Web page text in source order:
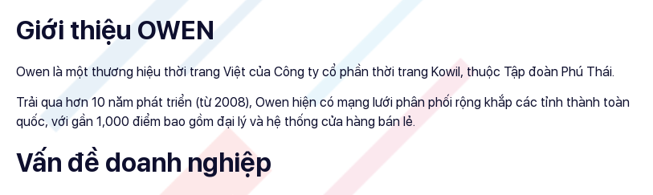
Giới thiệu OWEN
Owen là một thương hiệu thời trang Việt của Công ty cổ phần thời trang Kowil, thuộc Tập đoàn Phú Thái.
Trải qua hơn 10 năm phát triển (từ 2008), Owen hiện có mạng lưới phân phối rộng khắp các tỉnh thành toàn
quốc, với gần 1,000 điểm bao gồm đại lý và hệ thống cửa hàng bán lẻ.
Vấn đề doanh nghiệp